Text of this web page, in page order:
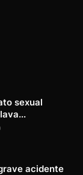
sexual
acidente